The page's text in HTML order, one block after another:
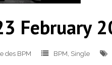
February
des BPM BPM, Single